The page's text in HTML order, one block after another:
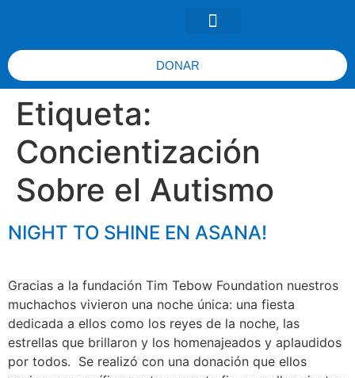
DONAR
Etiqueta:
Concientización
Sobre el Autismo
NIGHT TO SHINE EN ASANA!
Gracias a la fundación Tim Tebow Foundation nuestros
muchachos vivieron una noche única: una fiesta
dedicada a ellos como los reyes de la noche, las
estrellas que brillaron y los homenajeados y aplaudidos
por todos. Se realizó con una donación que ellos